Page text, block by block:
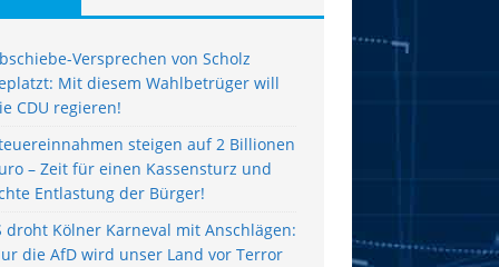
Versprechen von Scholz
Mit diesem Wahlbetrüger will
CDU regieren!
steigen auf 2 Billionen
– Zeit für einen Kassensturz und
Entlastung der Bürger!
droht Kölner Karneval mit Anschlägen:
die AfD wird unser Land vor Terror